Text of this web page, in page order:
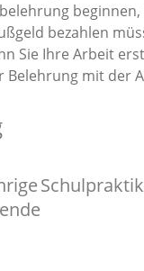
beginnen,
bezahlen
Sie Ihre Arbeit
Belehrung mit der